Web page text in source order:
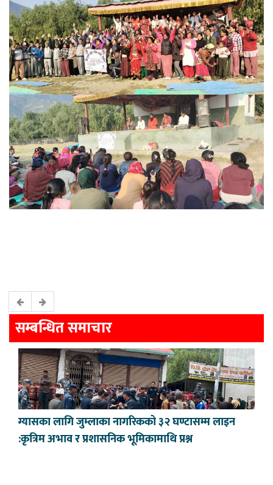
सम्बन्धित समाचार
ग्यासका लागि जुम्लाका नागरिकको ३२ घण्टासम्म लाइन
:कृत्रिम अभाव र प्रशासनिक भूमिकामाथि प्रश्न